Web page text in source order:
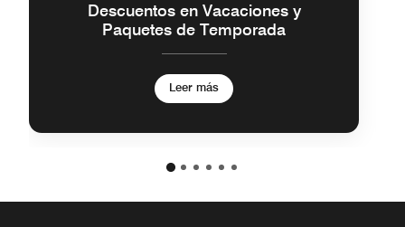
Descuentos en Vacaciones y
Paquetes de Temporada
Leer más